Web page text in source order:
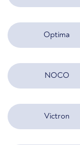
Optima
NOCO
Victron